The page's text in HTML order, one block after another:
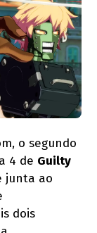
o segundo
4 de Guilty
junta ao
dois